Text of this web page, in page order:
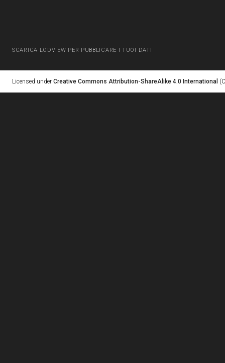
SCARICA LODVIEW PER PUBBLICARE I TUOI DATI
Licensed under Creative Commons Attribution-ShareAlike 4.0 International